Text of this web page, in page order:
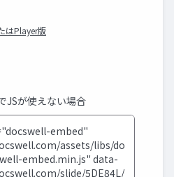
はPlayer版
JSが使えない場合